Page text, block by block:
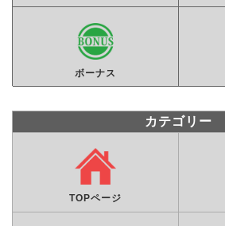
ボーナス
カテゴリー
TOPページ